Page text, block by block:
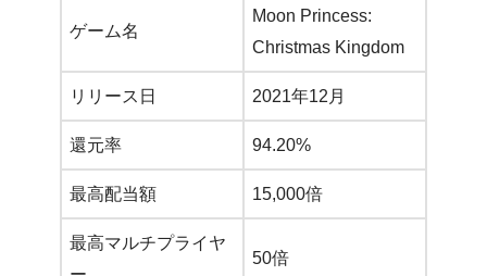
ゲーム名
Moon Princess:
Christmas Kingdom
リリース日 2021年12月
還元率 94.20%
最高配当額 15,000倍
最高マルチプライヤ
50倍